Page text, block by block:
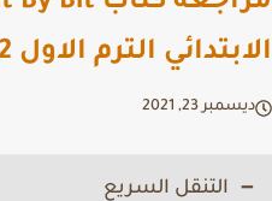
الترم الاول 2022
23, 2021
التنقل السريع